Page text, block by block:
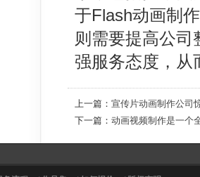
于Flash动画制
则需要提高公司
强服务态度，从
上一篇： 宣传片动画制作公司
下一篇： 动画视频制作是一个